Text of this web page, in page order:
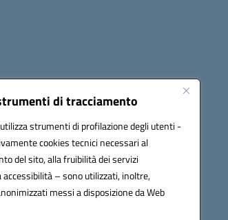
di tracciamento
strumenti di profilazione degli utenti -
cookies tecnici necessari al
del sito, alla fruibilità dei servizi
accessibilità – sono utilizzati, inoltre,
messi a disposizione da Web